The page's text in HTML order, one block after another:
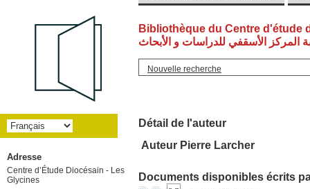
Bibliothèque du Centre d'étude
المركز الأسقفي للدراسات و الأبحاث
Nouvelle recherche
Détail de l'auteur
Auteur Pierre Larcher
Documents disponibles écrits
Adresse
Centre d’Étude Diocésain - Les
Glycines